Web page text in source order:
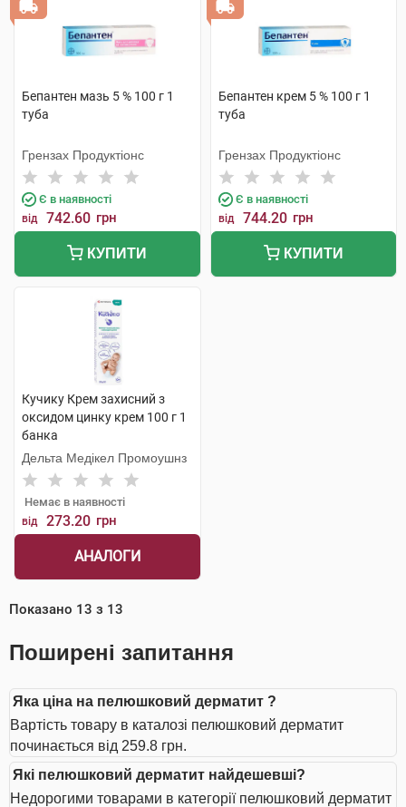
Бепантен мазь 5 % 100 г 1
туба
Грензах Продуктіонс
Є в наявності
від 742.60 грн
КУПИТИ
Бепантен крем 5 % 100 г 1
туба
Грензах Продуктіонс
Є в наявності
від 744.20 грн
КУПИТИ
Кучику Крем захисний з
оксидом цинку крем 100 г 1
банка
Дельта Медікел Промоушнз
Немає в наявності
від 273.20 грн
АНАЛОГИ
Показано 13 з 13
Поширені запитання
Яка ціна на пелюшковий дерматит ?
Вартість товару в каталозі пелюшковий дерматит
починається від 259.8 грн.
Які пелюшковий дерматит найдешевші?
Недорогими товарами в категорії пелюшковий дерматит